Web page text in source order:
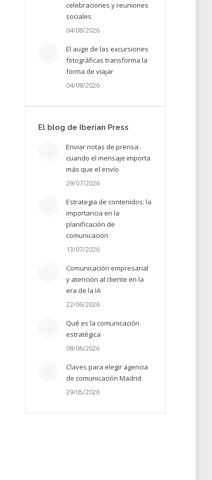
celebraciones y reuniones
sociales
04/08/2026
El auge de las excursiones
fotográficas transforma la
forma de viajar
04/08/2026
El blog de Iberian Press
Enviar notas de prensa:
cuando el mensaje importa
más que el envío
29/07/2026
Estrategia de contenidos: la
importancia en la
planificación de
comunicación
13/07/2026
Comunicación empresarial
y atención al cliente en la
era de la IA
22/06/2026
Qué es la comunicación
estratégica
08/06/2026
Claves para elegir agencia
de comunicación Madrid
29/05/2026